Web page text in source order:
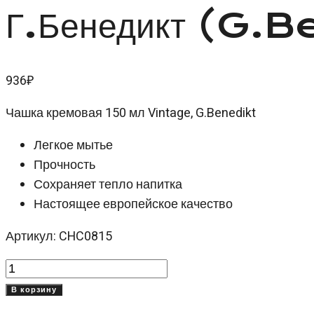
Г.Бенедикт
936₽
Чашка кремовая 150 мл Vintage, G.Benedikt
Легкое мытье
Прочность
Сохраняет тепло напитка
Настоящее европейское качество
Артикул: CHC0815
Количество
товара
В корзину